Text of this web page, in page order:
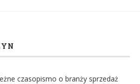
czasopismo o branży sprzedaż